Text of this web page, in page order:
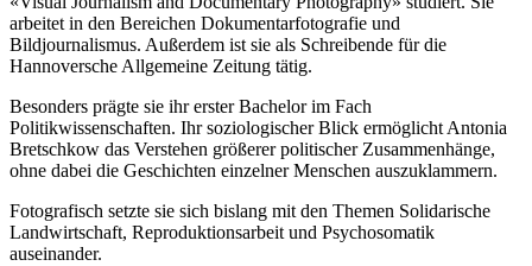
arbeitet in den Bereichen Dokumentarfotografie und
Bildjournalismus. Außerdem ist sie als Schreibende für die
Hannoversche Allgemeine Zeitung tätig.
Besonders prägte sie ihr erster Bachelor im Fach
Politikwissenschaften. Ihr soziologischer Blick ermöglicht Antonia
Bretschkow das Verstehen größerer politischer Zusammenhänge,
ohne dabei die Geschichten einzelner Menschen auszuklammern.
Fotografisch setzte sie sich bislang mit den Themen Solidarische
Landwirtschaft, Reproduktionsarbeit und Psychosomatik
auseinander.